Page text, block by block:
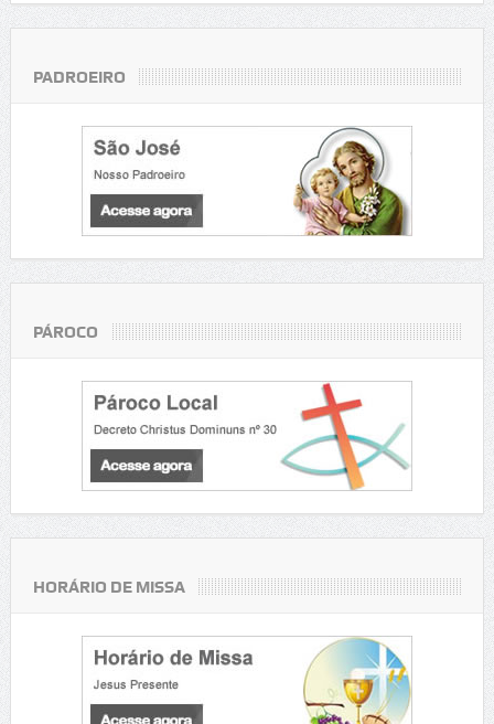
PADROEIRO
PÁROCO
HORÁRIO DE MISSA